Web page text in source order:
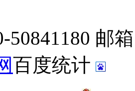
50841180 邮
百度统计